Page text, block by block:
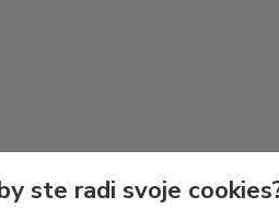
ste radi svoje